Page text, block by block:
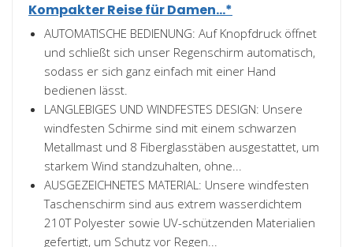
Kompakter Reise für Damen...*
AUTOMATISCHE BEDIENUNG: Auf Knopfdruck öffnet
und schließt sich unser Regenschirm automatisch,
sodass er sich ganz einfach mit einer Hand
bedienen lässt.
LANGLEBIGES UND WINDFESTES DESIGN: Unsere
windfesten Schirme sind mit einem schwarzen
Metallmast und 8 Fiberglasstäben ausgestattet, um
starkem Wind standzuhalten, ohne...
AUSGEZEICHNETES MATERIAL: Unsere windfesten
Taschenschirm sind aus extrem wasserdichtem
210T Polyester sowie UV-schützenden Materialien
gefertigt, um Schutz vor Regen...